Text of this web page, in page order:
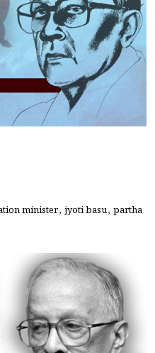
minister, jyoti basu, partha